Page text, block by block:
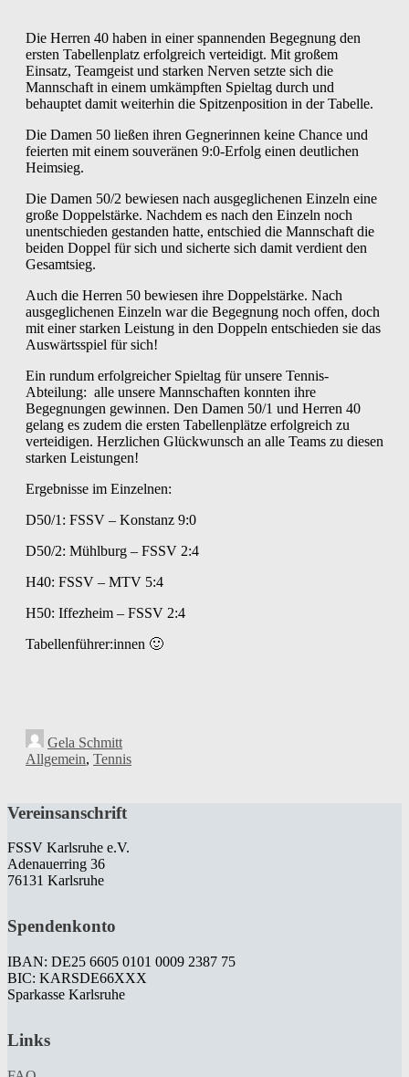
Die Herren 40 haben in einer spannenden Begegnung den
ersten Tabellenplatz erfolgreich verteidigt. Mit großem
Einsatz, Teamgeist und starken Nerven setzte sich die
Mannschaft in einem umkämpften Spieltag durch und
behauptet damit weiterhin die Spitzenposition in der Tabelle.
Die Damen 50 ließen ihren Gegnerinnen keine Chance und
feierten mit einem souveränen 9:0-Erfolg einen deutlichen
Heimsieg.
Die Damen 50/2 bewiesen nach ausgeglichenen Einzeln eine
große Doppelstärke. Nachdem es nach den Einzeln noch
unentschieden gestanden hatte, entschied die Mannschaft die
beiden Doppel für sich und sicherte sich damit verdient den
Gesamtsieg.
Auch die Herren 50 bewiesen ihre Doppelstärke. Nach
ausgeglichenen Einzeln war die Begegnung noch offen, doch
mit einer starken Leistung in den Doppeln entschieden sie das
Auswärtsspiel für sich!
Ein rundum erfolgreicher Spieltag für unsere Tennis-
Abteilung: alle unsere Mannschaften konnten ihre
Begegnungen gewinnen. Den Damen 50/1 und Herren 40
gelang es zudem die ersten Tabellenplätze erfolgreich zu
verteidigen. Herzlichen Glückwunsch an alle Teams zu diesen
starken Leistungen!
Ergebnisse im Einzelnen:
D50/1: FSSV – Konstanz 9:0
D50/2: Mühlburg – FSSV 2:4
H40: FSSV – MTV 5:4
H50: Iffezheim – FSSV 2:4
Tabellenführer:innen 🙂
Gela Schmitt
Allgemein, Tennis
Vereinsanschrift
FSSV Karlsruhe e.V.
Adenauerring 36
76131 Karlsruhe
Spendenkonto
IBAN: DE25 6605 0101 0009 2387 75
BIC: KARSDE66XXX
Sparkasse Karlsruhe
Links